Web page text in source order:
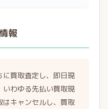
報
に買取査定し、即日現
わゆる先払い買取現
キャンセルし、買取